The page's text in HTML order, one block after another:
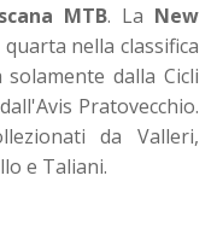
MTB. La New
nella classifica
dalla Cicli
Pratovecchio.
da Valleri,
e Taliani.